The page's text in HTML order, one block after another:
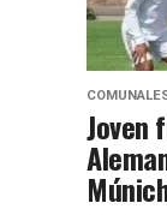
Joven